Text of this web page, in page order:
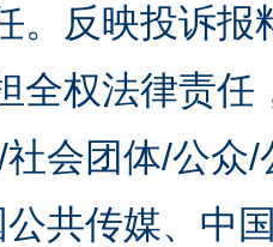
。反映投诉
全权法律责
会团体/公众
共传媒、中